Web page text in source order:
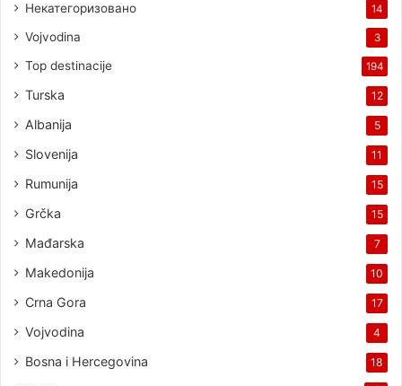
Некатегоризовано 14
Vojvodina 3
Top destinacije 194
Turska 12
Albanija 5
Slovenija 11
Rumunija 15
Grčka 15
Mađarska 7
Makedonija 10
Crna Gora 17
Vojvodina 4
Bosna i Hercegovina 18